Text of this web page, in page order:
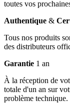
toutes vos
Authentique &
Tous nos produits
des distributeurs
Garantie 1 an
À la réception de
totale d'un an sur
problème technique.